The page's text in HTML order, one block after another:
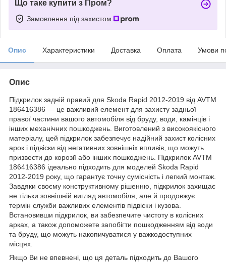
Що таке купити з Пром?
Замовлення під захистом
Опис Характеристики Доставка Оплата Умови
Опис
Підкрилок задній правий для Skoda Rapid 2012-2019 від AVTM
186416386 — це важливий елемент для захисту задньої
правої частини вашого автомобіля від бруду, води, камінців і
інших механічних пошкоджень. Виготовлений з високоякісного
матеріалу, цей підкрилок забезпечує надійний захист колісних
арок і підвіски від негативних зовнішніх впливів, що можуть
призвести до корозії або інших пошкоджень. Підкрилок AVTM
186416386 ідеально підходить для моделей Skoda Rapid
2012-2019 року, що гарантує точну сумісність і легкий монтаж.
Завдяки своєму конструктивному рішенню, підкрилок захищає
не тільки зовнішній вигляд автомобіля, але й продовжує
термін служби важливих елементів підвіски і кузова.
Встановивши підкрилок, ви забезпечите чистоту в колісних
арках, а також допоможете запобігти пошкодженням від води
та бруду, що можуть накопичуватися у важкодоступних
місцях.
Якщо Ви не впевнені, що ця деталь підходить до Вашого